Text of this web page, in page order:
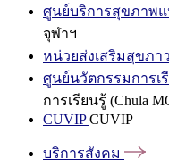
ศูนย์บริการสุขภาพแ
จุฬาฯ
หน่วยส่งเสริมสุขภา
ศูนย์นวัตกรรมการเ
การเรียนรู้ (Chula
CUVIPCUVIP
บริการสังคม